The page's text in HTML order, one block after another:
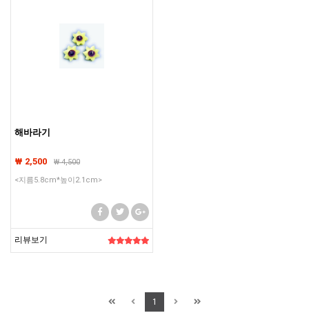
해바라기
₩ 2,500 ₩4,500
<지름5.8cm*높이2.1cm>
리뷰보기
1